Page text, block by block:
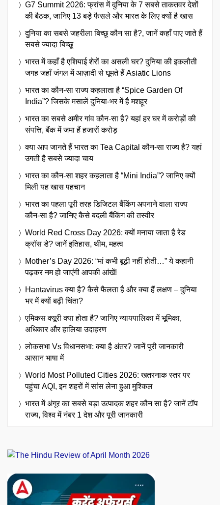
G7 Summit 2026: फ्रांस में दुनिया के 7 सबसे ताकतवर देशों
की बैठक, जानिए 13 बड़े फैसले और भारत के लिए क्यों है खास
दुनिया का सबसे जहरीला बिच्छू कौन सा है?, जानें कहाँ पाए जाते हैं
सबसे ज्यादा बिच्छू
भारत में कहाँ है एशियाई शेरों का असली घर? दुनिया की इकलौती
जगह जहाँ जंगल में आज़ादी से घूमते हैं Asiatic Lions
भारत का कौन-सा राज्य कहलाता है “Spice Garden Of
India”? जिसके मसालें दुनिया-भर में है मशहूर
भारत का सबसे अमीर गांव कौन-सा है? यहां हर घर में करोड़ों की
संपत्ति, बैंक में जमा हैं हजारों करोड़
क्या आप जानते हैं भारत का Tea Capital कौन-सा राज्य है? यहां
उगती है सबसे ज्यादा चाय
भारत का कौन-सा शहर कहलाता है “Mini India”? जानिए क्यों
मिली यह खास पहचान
भारत का पहला पूरी तरह डिजिटल बैंकिंग अपनाने वाला राज्य
कौन-सा है? जानिए कैसे बदली बैंकिंग की तस्वीर
World Red Cross Day 2026: क्यों मनाया जाता है रेड
क्रॉस डे? जानें इतिहास, थीम, महत्व
Mother’s Day 2026: “मां कभी बूढ़ी नहीं होती…” ये कहानी
पढ़कर नम हो जाएंगी आपकी आंखें!
Hantavirus क्या है? कैसे फैलता है और क्या हैं लक्षण – दुनिया
भर में क्यों बढ़ी चिंता?
एमिकस क्यूरी क्या होता है? जानिए न्यायपालिका में भूमिका,
अधिकार और हालिया उदाहरण
लोकसभा Vs विधानसभा: क्या है अंतर? जानें पूरी जानकारी
आसान भाषा में
World Most Polluted Cities 2026: खतरनाक स्तर पर
पहुंचा AQI, इन शहरों में सांस लेना हुआ मुश्किल
भारत में अंगूर का सबसे बड़ा उत्पादक शहर कौन सा है? जानें टॉप
राज्य, विश्व में नंबर 1 देश और पूरी जानकारी